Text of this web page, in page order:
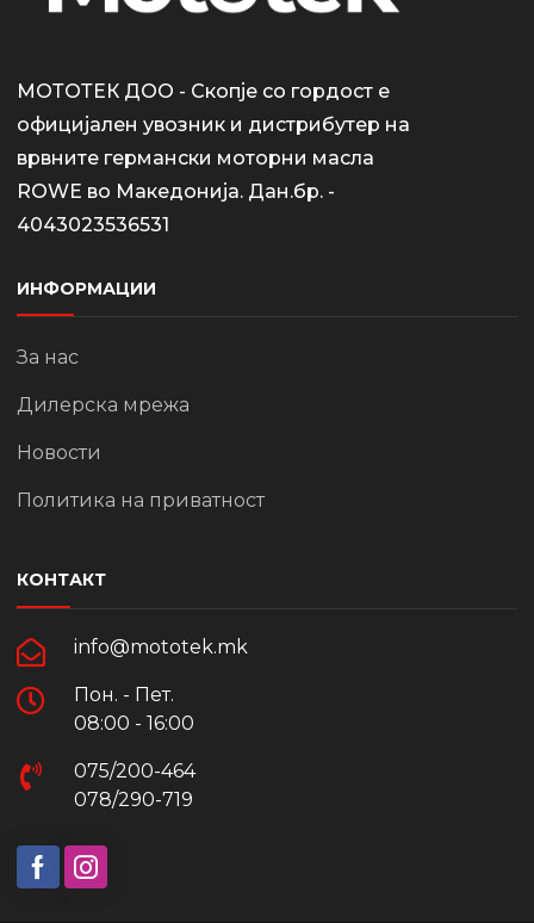
МОТОТЕК ДОО - Скопје со гордост е
официјален увозник и дистрибутер на
врвните германски моторни масла
ROWE во Македонија. Дан.бр. -
4043023536531
ИНФОРМАЦИИ
За нас
Дилерска мрежа
Новости
Политика на приватност
КОНТАКТ
info@mototek.mk
Пон. - Пет.
08:00 - 16:00
075/200-464
078/290-719